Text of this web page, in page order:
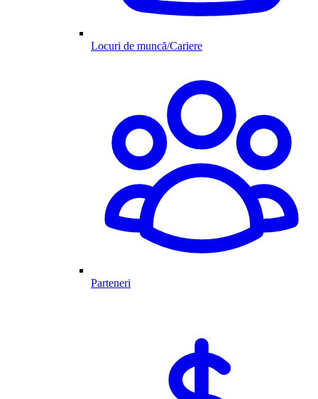
Locuri de muncă/Cariere
Parteneri